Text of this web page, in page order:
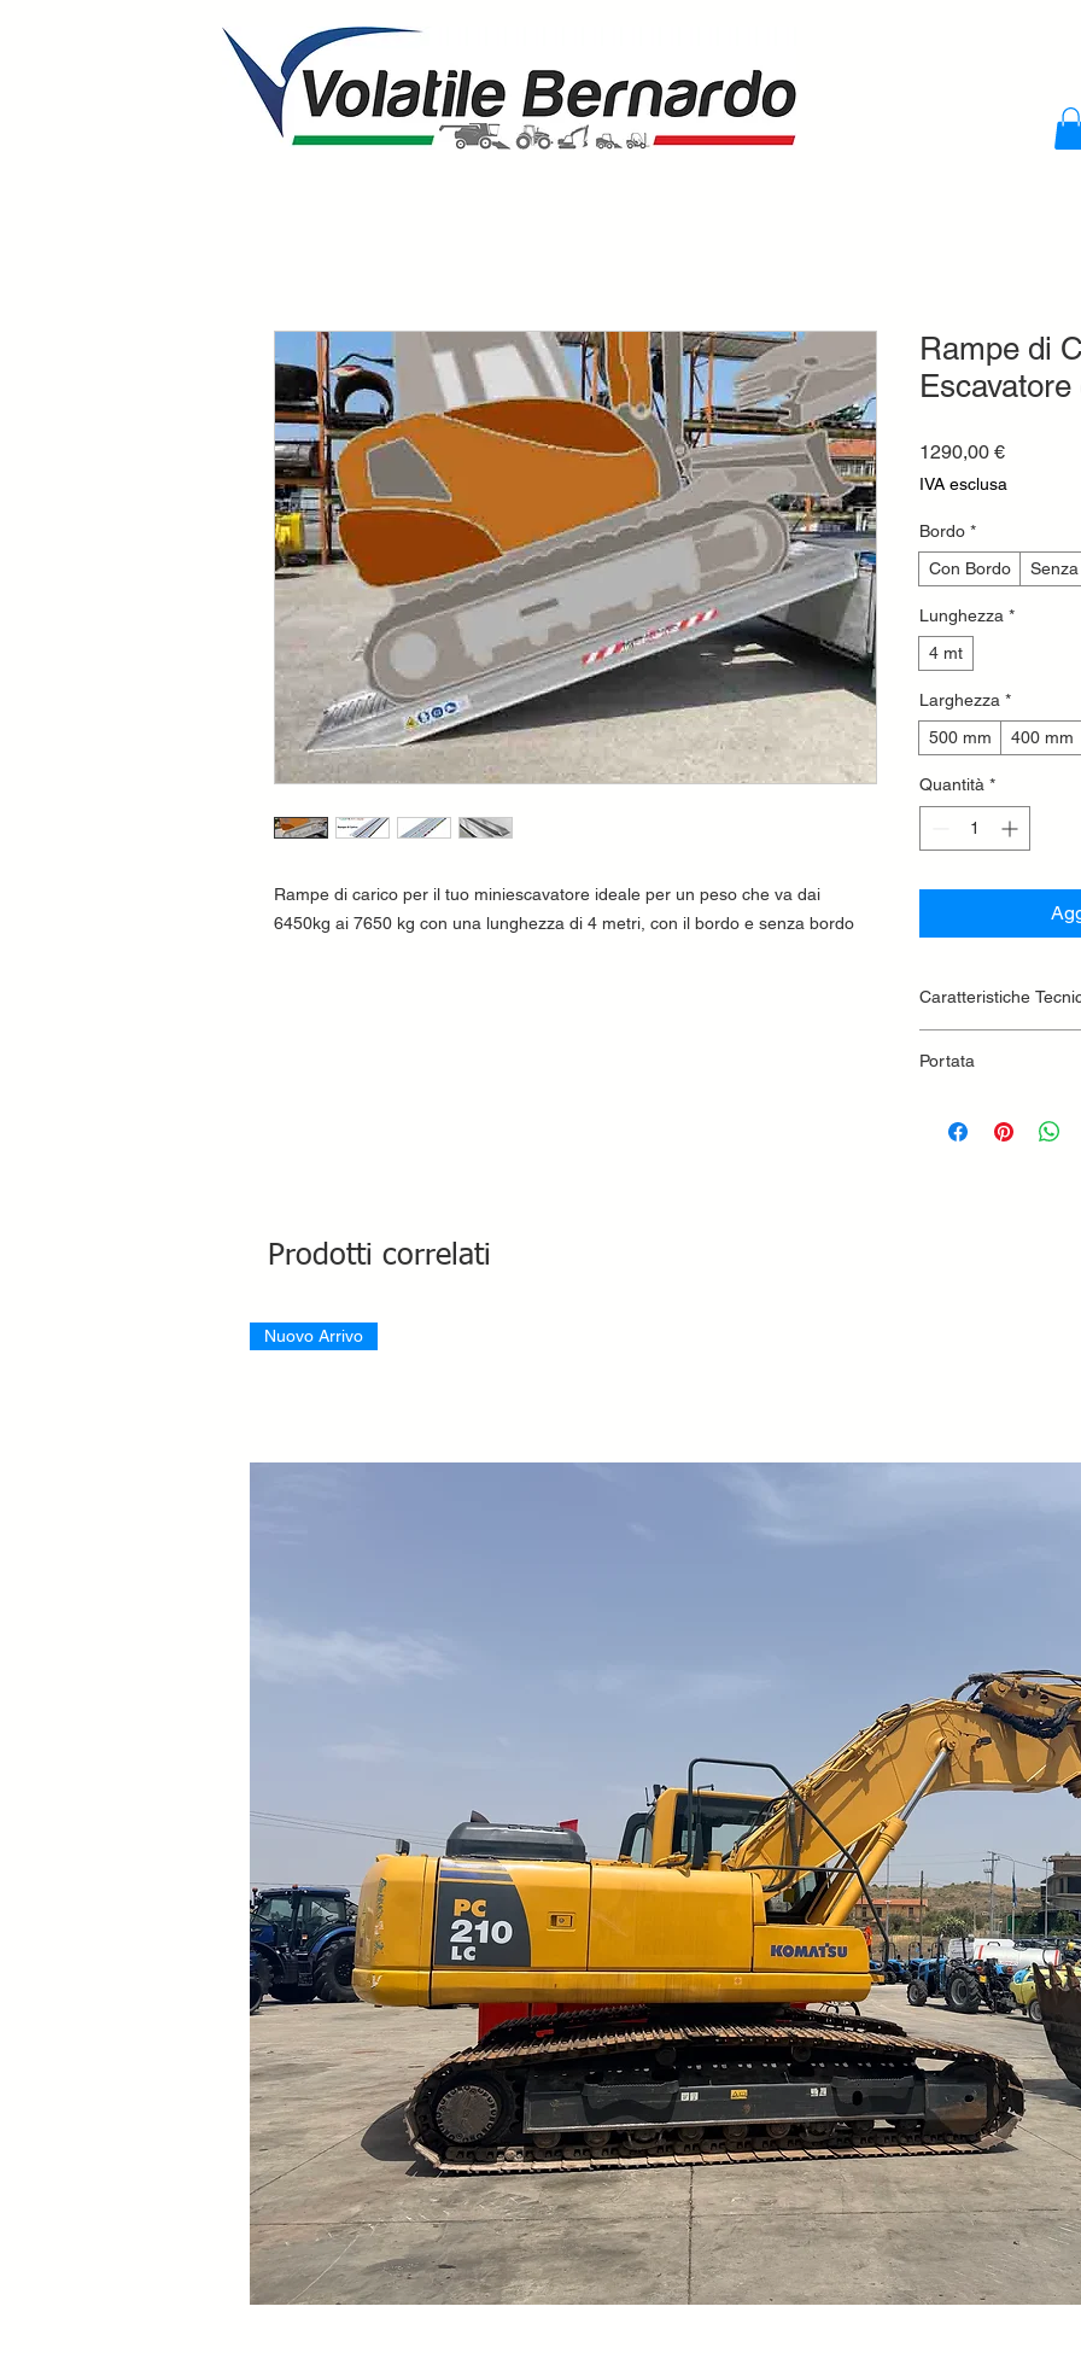
Rampe di carico per il tuo miniescavatore ideale per un peso che va dai
6450kg ai 7650 kg con una lunghezza di 4 metri, con il bordo e senza bordo
Rampe di
1290,00 €Prezzo
IVA esclusa
Bordo *
Con Bordo
Lunghezza *
4 mt
Larghezza *
500 mm
400 mm
Quantità *
Caratteristiche
Peso 138kg
Portata
Passo 1500 kg
Prodotti correlati
Nuovo Arrivo